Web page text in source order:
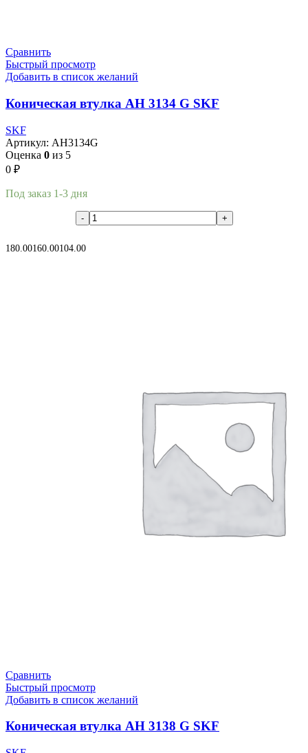
Сравнить
Быстрый просмотр
Добавить в список желаний
Коническая втулка AH 3134 G SKF
SKF
Артикул: AH3134G
Оценка 0 из 5
0 ₽
Под заказ 1-3 дня
180.00160.00104.00
Сравнить
Быстрый просмотр
Добавить в список желаний
Коническая втулка AH 3138 G SKF